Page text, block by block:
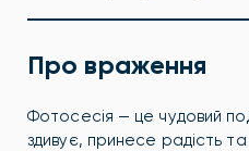
Про враження
Фотосесія — це чудовий
здивує, принесе радість